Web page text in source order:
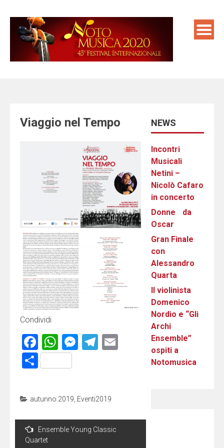
content
Viaggio nel Tempo
Condividi
Facebook
WhatsApp
Messenger
Telegram
Email
Condividi
autunno 2019 Eventi2019
Navigazione
articoli
Ensemble Young Classic
Quartet
NEWS
Incontri
Musicali
Netini –
Nicolò Cafaro
in concerto
Donne da
Oscar
Gran Finale
con
Alessandro
Quarta
Il violinista
Domenico
Nordio e “Gli
Archi
Ensemble”
ospiti a
Notomusica